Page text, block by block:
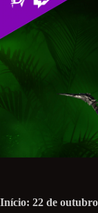
Início: 22 de